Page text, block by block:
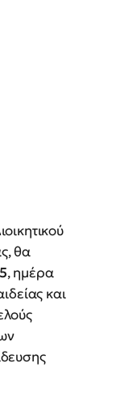
θα
, ημέρα
και